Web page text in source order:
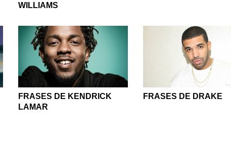
WILLIAMS
FRASES DE KENDRICK
LAMAR
FRASES DE DRAKE